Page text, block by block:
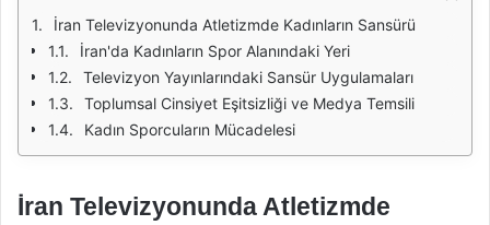
İran Televizyonunda Atletizmde Kadınların Sansürü
İran'da Kadınların Spor Alanındaki Yeri
Televizyon Yayınlarındaki Sansür Uygulamaları
Toplumsal Cinsiyet Eşitsizliği ve Medya Temsili
Kadın Sporcuların Mücadelesi
İran Televizyonunda Atletizmde